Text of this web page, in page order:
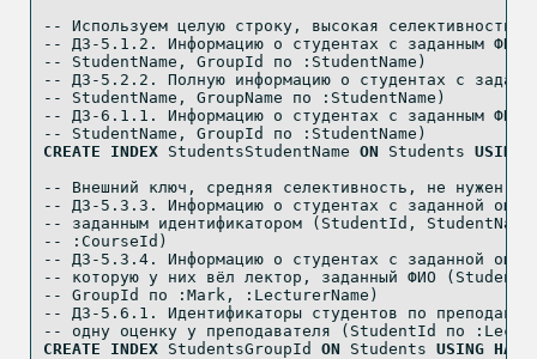
-- Используем целую строку, высокая селективность,
-- ДЗ-5.1.2. Информацию о студентах с заданным
-- StudentName, GroupId по :StudentName)
-- ДЗ-5.2.2. Полную информацию о студентах с
-- StudentName, GroupName по :StudentName)
-- ДЗ-6.1.1. Информацию о студентах с заданным
-- StudentName, GroupId по :StudentName)
CREATE
INDEX StudentsStudentName ON Students USING
-- Внешний ключ, средняя селективность, не нужен
-- ДЗ-5.3.3. Информацию о студентах с заданной
-- заданным идентификатором (StudentId,
-- :CourseId)
-- ДЗ-5.3.4. Информацию о студентах с заданной
-- которую у них вёл лектор, заданный ФИО
-- GroupId по :Mark, :LecturerName)
-- ДЗ-5.6.1. Идентификаторы студентов по
-- одну оценку у преподавателя (StudentId по
CREATE
INDEX StudentsGroupId ON Students USING HASH